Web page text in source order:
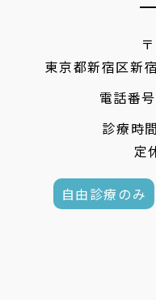
東京都新宿区新
電話番
診療時
定
自由診療のみ